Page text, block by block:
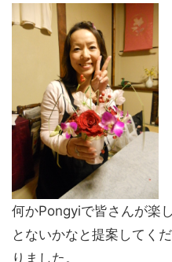
何かPongyiで皆さんが楽
とないかなと提案してく
りました。